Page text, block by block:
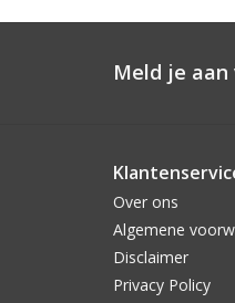
Meld je
Over ons
Algemene
Disclaimer
Privacy Policy